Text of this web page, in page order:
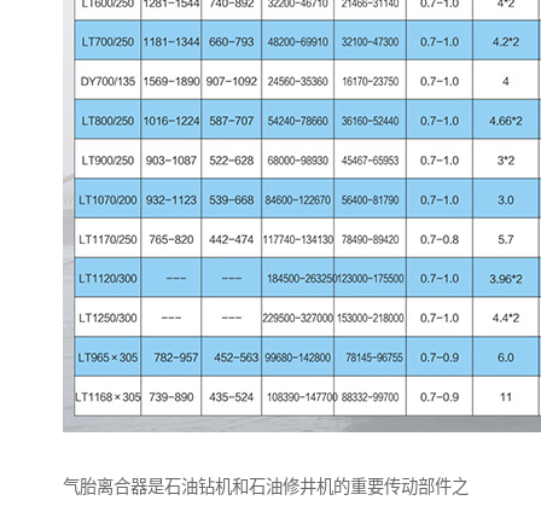
气胎离合器是石油钻机和石油修井机的重要传动部件之